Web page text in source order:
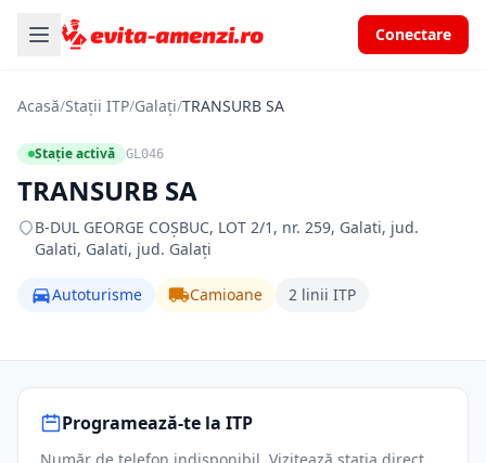
Conectare
Acasă/Stații ITP/Galați/TRANSURB SA
Stație activă GL046
TRANSURB SA
B-DUL GEORGE COŞBUC, LOT 2/1, nr. 259, Galati, jud.
Galati, Galati, jud. Galați
Autoturisme Camioane 2 linii ITP
Programează-te la ITP